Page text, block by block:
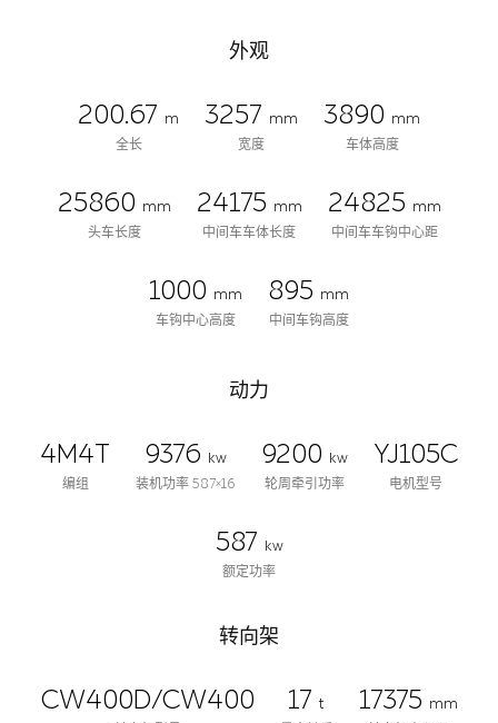
外观
200.67 m
全长
3257 mm
宽度
3890 mm
车体高度
25860 mm
头车长度
24175 mm
中间车车体长度
24825 mm
中间车车钩中心距
1000 mm
车钩中心高度
895 mm
中间车钩高度
动力
4M4T
编组
9376 kw
装机功率 587×16
9200 kw
轮周牵引功率
YJ105C
电机型号
587 kw
额定功率
转向架
CW400D/CW400 17 t
17375 mm